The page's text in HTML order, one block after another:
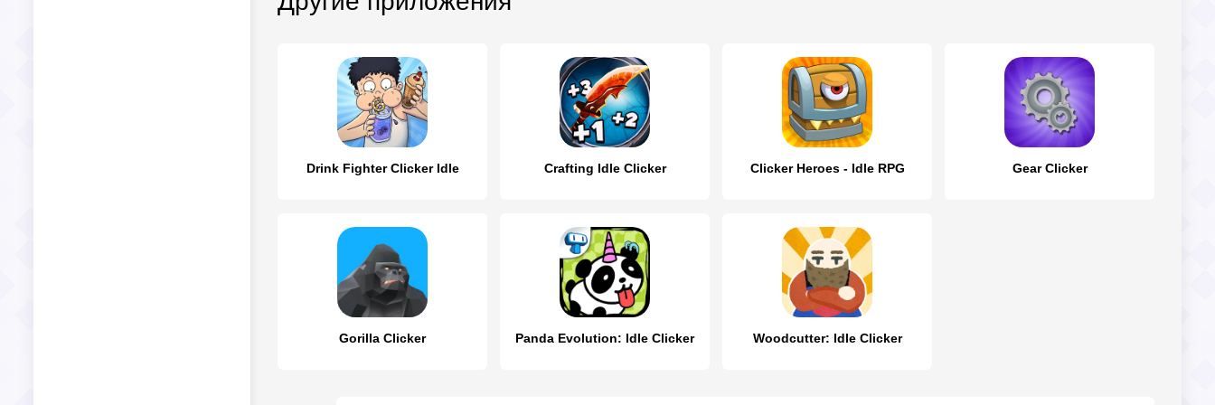
Drink Fighter Clicker Idle Crafting Idle Clicker Clicker Heroes - Idle RPG Gear Clicker
Gorilla Clicker Panda Evolution: Idle Clicker Woodcutter: Idle Clicker